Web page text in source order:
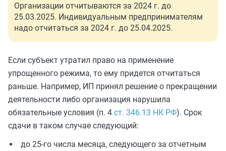
Организации отчитываются за 2024 г. до
25.03.2025. Индивидуальным предпринимателям
надо отчитаться за 2024 г. до 25.04.2025.
Если субъект утратил право на применение
упрощенного режима, то ему придется отчитаться
раньше. Например, ИП принял решение о прекращении
деятельности либо организация нарушила
обязательные условия (п. 4 ст. 346.13 НК РФ). Срок
сдачи в таком случае следующий:
до 25-го числа месяца, следующего за отчетным